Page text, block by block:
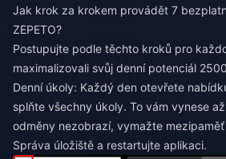
Jak krok za krokem provádět 7
ZEPETO?
Postupujte podle těchto kroků pro
maximalizovali svůj denní potenciál
Denní úkoly: Každý den otevřete
splňte všechny úkoly. To vám vynese
odměny nezobrazí, vymažte
Správa úložiště a restartujte aplikaci.